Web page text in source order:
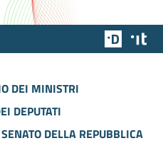
Team
DEI MINISTRI
DEPUTATI
SENATO DELLA REPUBBLICA